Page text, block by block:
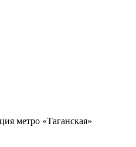
метро «Таганская»